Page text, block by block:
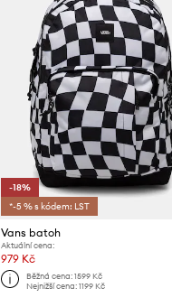
-18%
*-5 % s kódem: LST
Vans batoh
Aktuální cena:
979 Kč
Běžná cena: 1599 Kč
Nejnižší cena: 1199 Kč